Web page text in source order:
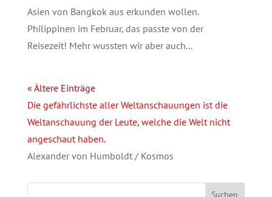
Asien von Bangkok aus erkunden wollen.
Philippinen im Februar, das passte von der
Reisezeit! Mehr wussten wir aber auch...
« Ältere Einträge
Die gefährlichste aller Weltanschauungen ist die
Weltanschauung der Leute, welche die Welt nicht
angeschaut haben.
Alexander von Humboldt / Kosmos